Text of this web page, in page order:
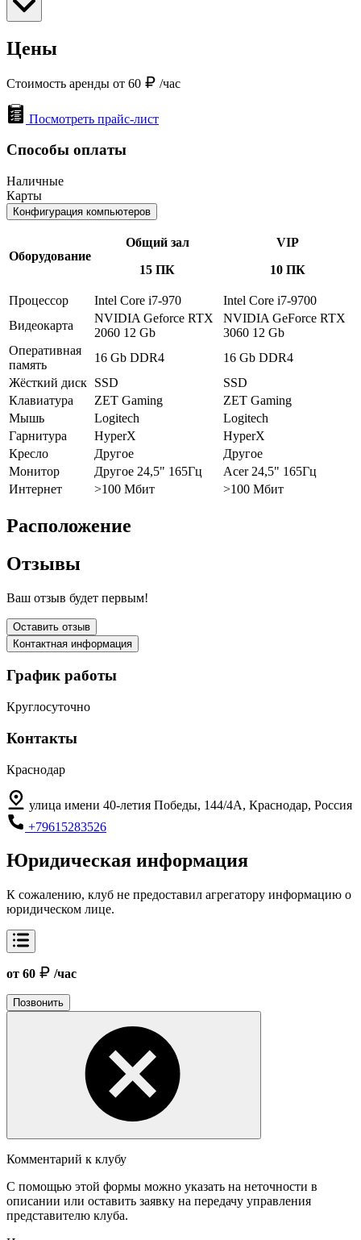
Цены
Стоимость аренды от 60 /час
Посмотреть прайс-лист
Способы оплаты
Наличные
Карты
Конфигурация компьютеров
Оборудование
Общий зал
15 ПК
VIP
10 ПК
Процессор Intel Core i7-970
Intel Core i7-9700
Видеокарта
NVIDIA Geforce RTX
2060 12 Gb
NVIDIA GeForce RTX
3060 12 Gb
Оперативная
память
16 Gb DDR4
16 Gb DDR4
Жёсткий диск SSD
SSD
Клавиатура
ZET Gaming
ZET Gaming
Мышь
Logitech
Logitech
Гарнитура
HyperX
HyperX
Кресло
Другое
Другое
Монитор
Другое 24,5" 165Гц
Acer 24,5" 165Гц
Интернет
>100 Мбит >100 Мбит
Расположение
Отзывы
Ваш отзыв будет первым!
Оставить отзыв
Контактная информация
График работы
Круглосуточно
Контакты
Краснодар
улица имени 40-летия Победы, 144/4А, Краснодар, Россия
+79615283526
Юридическая информация
К сожалению, клуб не предоставил агрегатору информацию о
юридическом лице.
от 60 /час
Позвонить
Комментарий к клубу
С помощью этой формы можно указать на неточности в
описании или оставить заявку на передачу управления
представителю клуба.